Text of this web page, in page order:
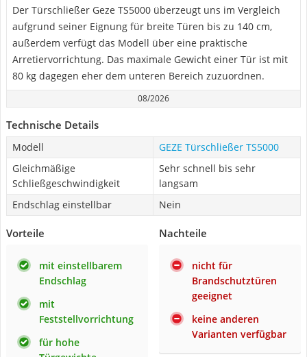
Der Türschließer Geze TS5000 überzeugt uns im Vergleich
aufgrund seiner Eignung für breite Türen bis zu 140 cm,
außerdem verfügt das Modell über eine praktische
Arretiervorrichtung. Das maximale Gewicht einer Tür ist mit
80 kg dagegen eher dem unteren Bereich zuzuordnen.
08/2026
Technische Details
Modell
GEZE Türschließer TS5000
Gleichmäßige
Schließgeschwindigkeit
Sehr schnell bis sehr
langsam
Endschlag einstellbar
Nein
Vorteile
mit einstellbarem
Endschlag
mit
Feststellvorrichtung
für hohe
Nachteile
nicht für
Brandschutztüren
geeignet
keine anderen
Varianten verfügbar